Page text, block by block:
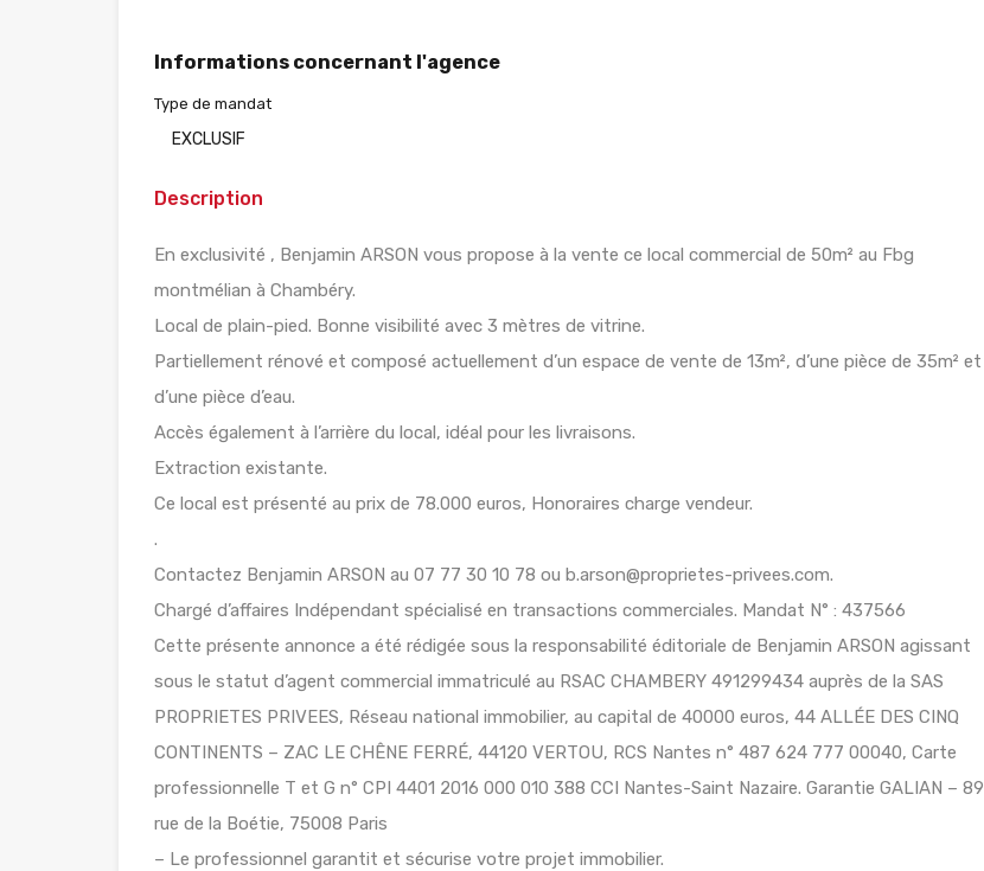
Informations concernant l'agence
Type de mandat
EXCLUSIF
Description
En exclusivité , Benjamin ARSON vous propose à la vente ce local commercial de 50m² au Fbg
montmélian à Chambéry.
Local de plain-pied. Bonne visibilité avec 3 mètres de vitrine.
Partiellement rénové et composé actuellement d’un espace de vente de 13m², d’une pièce de 35m² et
d’une pièce d’eau.
Accès également à l’arrière du local, idéal pour les livraisons.
Extraction existante.
Ce local est présenté au prix de 78.000 euros, Honoraires charge vendeur.
.
Contactez Benjamin ARSON au 07 77 30 10 78 ou b.arson@proprietes-privees.com.
Chargé d’affaires Indépendant spécialisé en transactions commerciales. Mandat N° : 437566
Cette présente annonce a été rédigée sous la responsabilité éditoriale de Benjamin ARSON agissant
sous le statut d’agent commercial immatriculé au RSAC CHAMBERY 491299434 auprès de la SAS
PROPRIETES PRIVEES, Réseau national immobilier, au capital de 40000 euros, 44 ALLÉE DES CINQ
CONTINENTS – ZAC LE CHÊNE FERRÉ, 44120 VERTOU, RCS Nantes n° 487 624 777 00040, Carte
professionnelle T et G n° CPI 4401 2016 000 010 388 CCI Nantes-Saint Nazaire. Garantie GALIAN – 89
rue de la Boétie, 75008 Paris
– Le professionnel garantit et sécurise votre projet immobilier.